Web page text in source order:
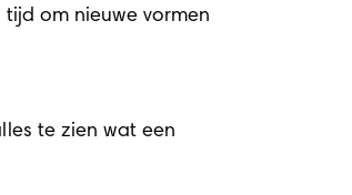
om nieuwe vormen
te zien wat een